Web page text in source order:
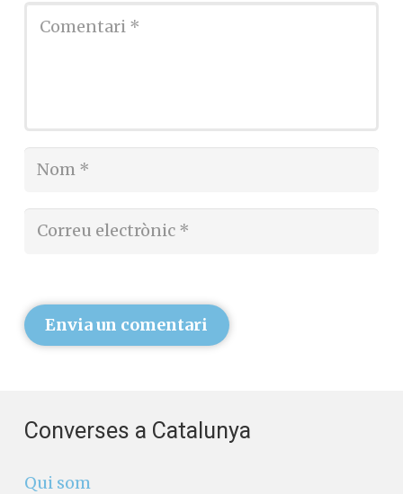
Envia un comentari